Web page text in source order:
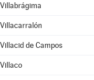
Villabrágima
Villacarralón
Villacid de Campos
Villaco